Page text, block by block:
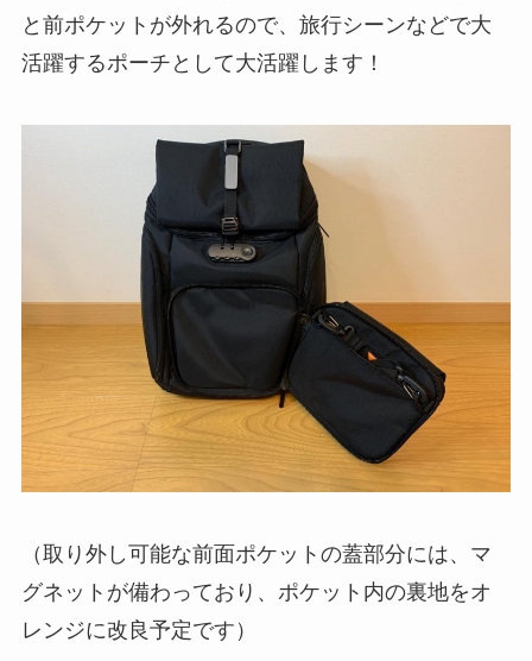
と前ポケットが外れるので、旅行シーンなどで大
活躍するポーチとして大活躍します！
（取り外し可能な前面ポケットの蓋部分には、マ
グネットが備わっており、ポケット内の裏地をオ
レンジに改良予定です）